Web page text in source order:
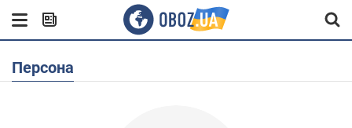
Персона